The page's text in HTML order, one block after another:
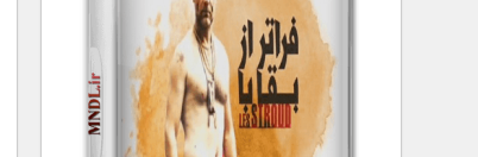
مستند های اختصاصی